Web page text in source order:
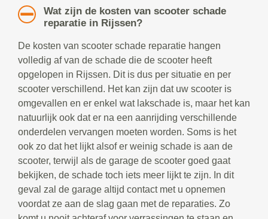
Wat zijn de kosten van scooter schade
reparatie in Rijssen?
De kosten van scooter schade reparatie hangen
volledig af van de schade die de scooter heeft
opgelopen in Rijssen. Dit is dus per situatie en per
scooter verschillend. Het kan zijn dat uw scooter is
omgevallen en er enkel wat lakschade is, maar het kan
natuurlijk ook dat er na een aanrijding verschillende
onderdelen vervangen moeten worden. Soms is het
ook zo dat het lijkt alsof er weinig schade is aan de
scooter, terwijl als de garage de scooter goed gaat
bekijken, de schade toch iets meer lijkt te zijn. In dit
geval zal de garage altijd contact met u opnemen
voordat ze aan de slag gaan met de reparaties. Zo